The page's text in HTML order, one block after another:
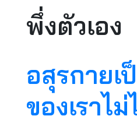
พึ่งตัวเอง
อสุรกายเ
ของเราไม่